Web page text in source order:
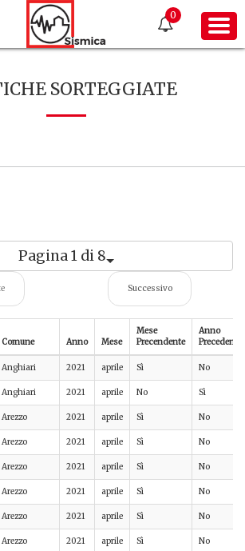
0
SORTEGGIATE
Pagina 1 di 8
Successivo
Comune Anno Mese
Mese
Precendente
Anno
Precedente
Anghiari 2021 aprile Sì No
Anghiari 2021 aprile No Sì
Arezzo 2021 aprile Sì No
Arezzo 2021 aprile Sì No
Arezzo 2021 aprile Sì No
Arezzo 2021 aprile Sì No
Arezzo 2021 aprile Sì No
Arezzo 2021 aprile Sì No